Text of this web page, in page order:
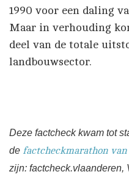
1990 voor een daling
Maar in verhouding
deel van de totale
landbouwsector.
Deze factcheck kwam tot
de factcheckmarathon van
zijn: factcheck.vlaanderen,